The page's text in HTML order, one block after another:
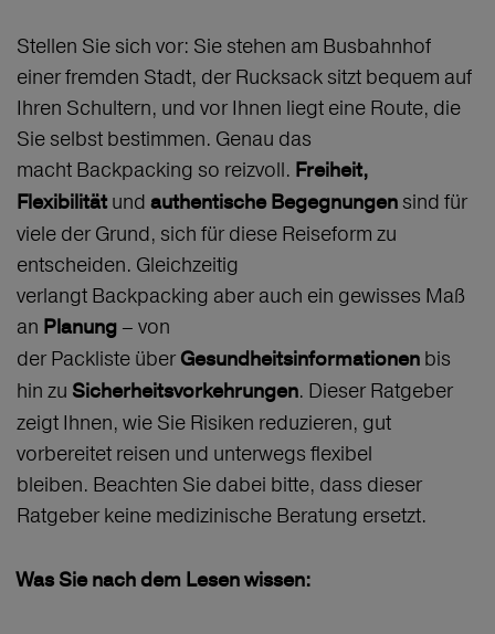
Stellen Sie sich vor: Sie stehen am Busbahnhof
einer fremden Stadt, der Rucksack sitzt bequem auf
Ihren Schultern, und vor Ihnen liegt eine Route, die
Sie selbst bestimmen. Genau das
macht Backpacking so reizvoll. Freiheit,
Flexibilität und authentische Begegnungen sind für
viele der Grund, sich für diese Reiseform zu
entscheiden. Gleichzeitig
verlangt Backpacking aber auch ein gewisses Maß
an Planung – von
der Packliste über Gesundheitsinformationen bis
hin zu Sicherheitsvorkehrungen. Dieser Ratgeber
zeigt Ihnen, wie Sie Risiken reduzieren, gut
vorbereitet reisen und unterwegs flexibel
bleiben. Beachten Sie dabei bitte, dass dieser
Ratgeber keine medizinische Beratung ersetzt.
Was Sie nach dem Lesen wissen: